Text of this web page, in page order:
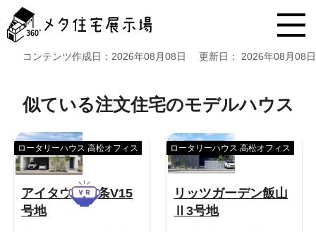
タ
住
コンテンツ作成日： 2026年08月08日 更新日： 2026年08月08日
似ている注文住宅のモデルハウス
アイタウン六条V15
号地
ロータリーハウス 高松オフィス
リッツガーデン飯山
Ⅱ3号地
ロータリーハウス 高松オフィス